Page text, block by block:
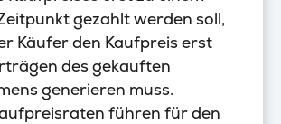
gezahlt werden soll,
Käufer den Kaufpreis erst
des gekauften
generieren muss.
führen für den